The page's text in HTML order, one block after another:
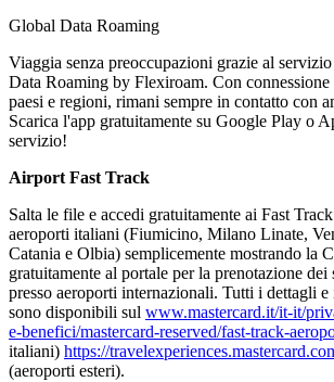
Global Data Roaming
Viaggia senza preoccupazioni grazie al
Data Roaming by Flexiroam. Con
paesi e regioni, rimani sempre in contatto con
Scarica l'app gratuitamente su Google Play o
servizio!
Airport Fast Track
Salta le file e accedi gratuitamente ai Fast
aeroporti italiani (Fiumicino, Milano Linate,
Catania e Olbia) semplicemente mostrando la
gratuitamente al portale per la prenotazione
presso aeroporti internazionali. Tutti i dettagli
sono disponibili sul www.mastercard.it/it-it/
e-benefici/mastercard-reserved/fast-track-
italiani) https://
(aeroporti esteri).